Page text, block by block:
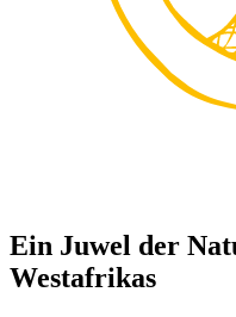
Ein Juwel der
Westafrikas